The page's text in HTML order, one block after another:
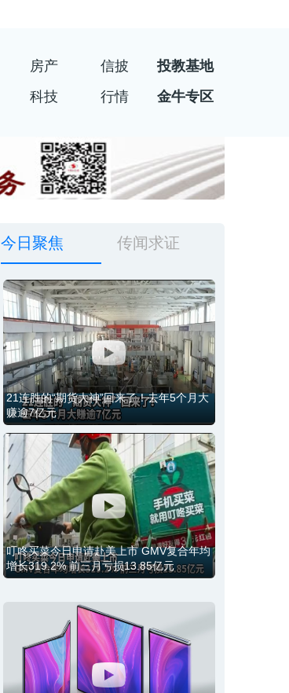
房产 信披
投教基地
科技 行情 金牛专区
今日聚焦 传闻求证
21连胜的“期货大神”回来了！去年5个月大
赚逾7亿元
叮咚买菜今日申请赴美上市 GMV复合年均
增长319.2% 前三月亏损13.85亿元